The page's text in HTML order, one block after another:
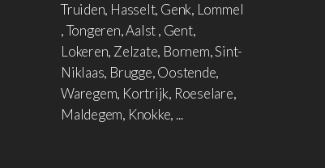
Truiden, Hasselt, Genk, Lommel
, Tongeren, Aalst , Gent,
Lokeren, Zelzate, Bornem, Sint-
Niklaas, Brugge, Oostende,
Waregem, Kortrijk, Roeselare,
Maldegem, Knokke, ...